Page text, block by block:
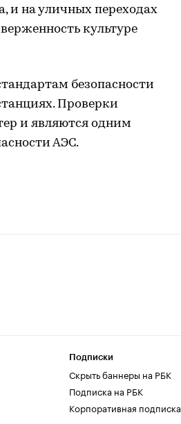
и на уличных переходах
культуре
безопасности
Проверки
и являются одним
АЭС.
Подписки
Скрыть баннеры на РБК
Подписка на РБК
Корпоративная подписка